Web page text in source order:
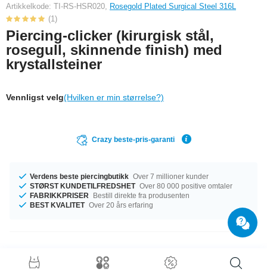
Artikkelkode: TI-RS-HSR020, Rosegold Plated Surgical Steel 316L
(1)
Piercing-clicker (kirurgisk stål,
rosegull, skinnende finish) med
krystallsteiner
Vennligst velg(Hvilken er min størrelse?)
Crazy beste-pris-garanti
Verdens beste piercingbutikk Over 7 millioner kunder
STØRST KUNDETILFREDSHET Over 80 000 positive omtaler
FABRIKKPRISER
Bestill direkte fra produsenten
BEST KVALITET Over 20 års erfaring
Produktdetaljer